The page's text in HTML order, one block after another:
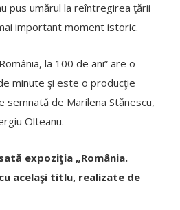
pus umărul la reîntregirea ţării
important moment istoric.
la 100 de ani” are o
minute şi este o producţie
semnată de Marilena Stănescu,
Olteanu.
expoziţia „România.
acelaşi titlu, realizate de